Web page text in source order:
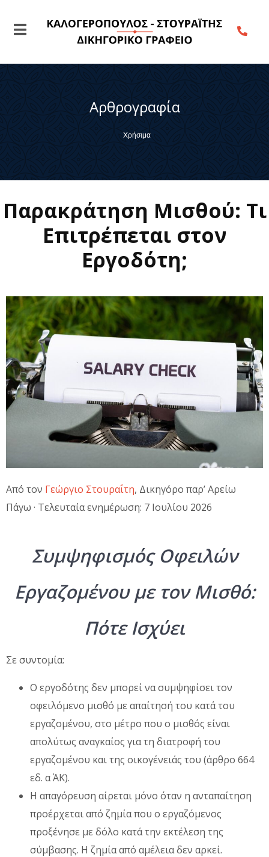
Αρθρογραφία
Χρήσιμα
Παρακράτηση Μισθού: Τι
Επιτρέπεται στον
Εργοδότη;
Από τον Γεώργιο Στουραΐτη, Δικηγόρο παρ’ Αρείω
Πάγω · Τελευταία ενημέρωση: 7 Ιουλίου 2026
Συμψηφισμός Οφειλών
Εργαζομένου με τον Μισθό:
Πότε Ισχύει
Σε συντομία:
Ο εργοδότης δεν μπορεί να συμψηφίσει τον
οφειλόμενο μισθό με απαίτησή του κατά του
εργαζομένου, στο μέτρο που ο μισθός είναι
απολύτως αναγκαίος για τη διατροφή του
εργαζομένου και της οικογένειάς του (άρθρο 664
εδ. α΄ ΑΚ).
Η απαγόρευση αίρεται μόνο όταν η ανταπαίτηση
προέρχεται από ζημία που ο εργαζόμενος
προξένησε με δόλο κατά την εκτέλεση της
σύμβασης. Η ζημία από αμέλεια δεν αρκεί.